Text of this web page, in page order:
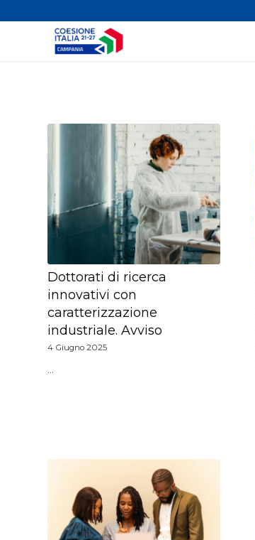
Dottorati di ricerca
innovativi con
caratterizzazione
industriale. Avviso
4 Giugno 2025